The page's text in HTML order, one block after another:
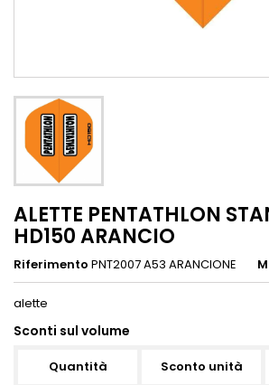
ALETTE PENTATHLON
HD150 ARANCIO
Riferimento PNT2007 A53 ARANCIONE
alette
Sconti sul volume
Quantità Sconto unità